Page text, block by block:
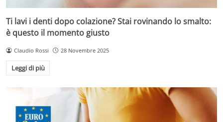
Ti lavi i denti dopo colazione? Stai rovinando lo smalto:
è questo il momento giusto
Claudio Rossi 28 Novembre 2025
Leggi di più